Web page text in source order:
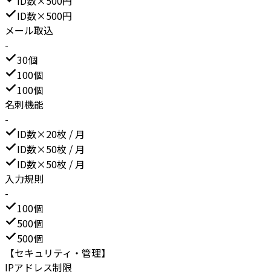
ID数×500円
メール取込
-
30個
100個
100個
名刺機能
-
ID数×20枚 / 月
ID数×50枚 / 月
ID数×50枚 / 月
入力規則
-
100個
500個
500個
【セキュリティ・管理】
IPアドレス制限